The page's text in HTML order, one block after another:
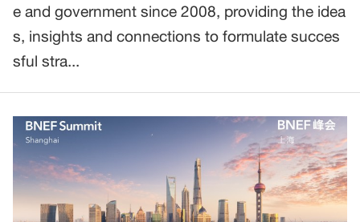
e and government since 2008, providing the idea
s, insights and connections to formulate succes
sful stra...